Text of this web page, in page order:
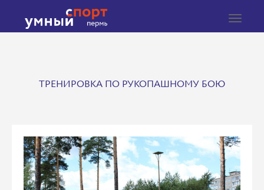
Toggle
ТРЕНИРОВКА ПО РУКОПАШНОМУ БОЮ